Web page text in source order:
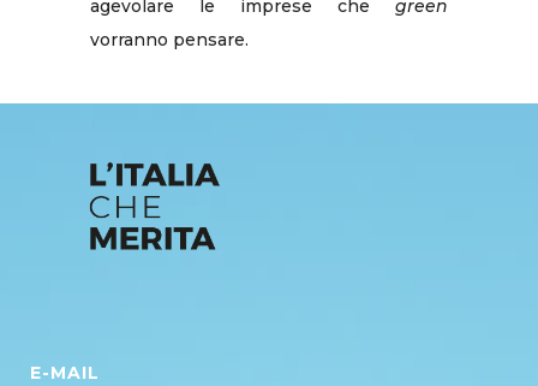
agevolare le imprese che green
vorranno pensare.
E-MAIL